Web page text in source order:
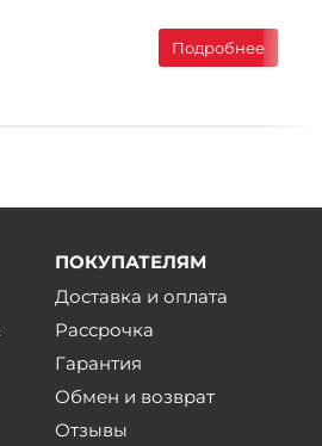
Подробнее
ПОКУПАТЕЛЯМ
Доставка и оплата
Рассрочка
Гарантия
Обмен и возврат
Отзывы